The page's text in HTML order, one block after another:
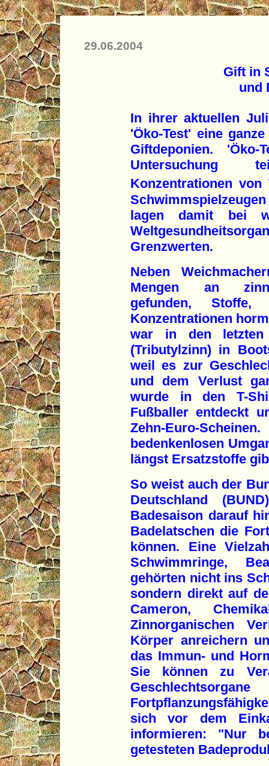
29.06.2004
Gift in
und
In ihrer aktuellen
'Öko-Test' eine
Giftdeponien.
Untersuchung
Konzentrationen von
lagen damit bei
Grenzwerten.
Neben
Mengen an
gefunden,
Konzentrationen
war in den letzten
(Tributylzinn) in
weil es zur
und dem Verlust
wurde in den T-
Fußballer entdeckt
Zehn-Euro-
bedenkenlosen
längst Ersatzstoffe
So weist auch der
Deutschland
Badesaison darauf
Badelatschen die
können. Eine
Schwimmringe,
gehörten nicht ins
sondern direkt auf
Cameron,
Zinnorganischen
Körper anreichern
das Immun- und
Sie können zu
sich vor dem
informieren: "Nur
getesteten